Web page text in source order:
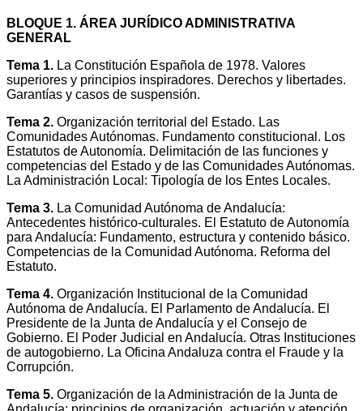
BLOQUE 1. ÁREA JURÍDICO ADMINISTRATIVA
GENERAL
Tema 1. La Constitución Española de 1978. Valores
superiores y principios inspiradores. Derechos y libertades.
Garantías y casos de suspensión.
Tema 2. Organización territorial del Estado. Las
Comunidades Autónomas. Fundamento constitucional. Los
Estatutos de Autonomía. Delimitación de las funciones y
competencias del Estado y de las Comunidades Autónomas.
La Administración Local: Tipología de los Entes Locales.
Tema 3. La Comunidad Autónoma de Andalucía:
Antecedentes histórico-culturales. El Estatuto de Autonomía
para Andalucía: Fundamento, estructura y contenido básico.
Competencias de la Comunidad Autónoma. Reforma del
Estatuto.
Tema 4. Organización Institucional de la Comunidad
Autónoma de Andalucía. El Parlamento de Andalucía. El
Presidente de la Junta de Andalucía y el Consejo de
Gobierno. El Poder Judicial en Andalucía. Otras Instituciones
de autogobierno. La Oficina Andaluza contra el Fraude y la
Corrupción.
Tema 5. Organización de la Administración de la Junta de